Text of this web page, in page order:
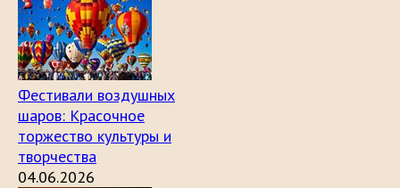
Фестивали воздушных
шаров: Красочное
торжество культуры и
творчества
04.06.2026